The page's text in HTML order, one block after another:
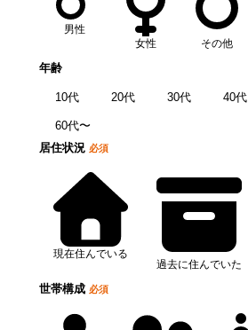
男性
女性
その他
年齢
10代 20代 30代 40代
60代〜
居住状況 必須
現在住んでいる
過去に住んでいた
世帯構成 必須